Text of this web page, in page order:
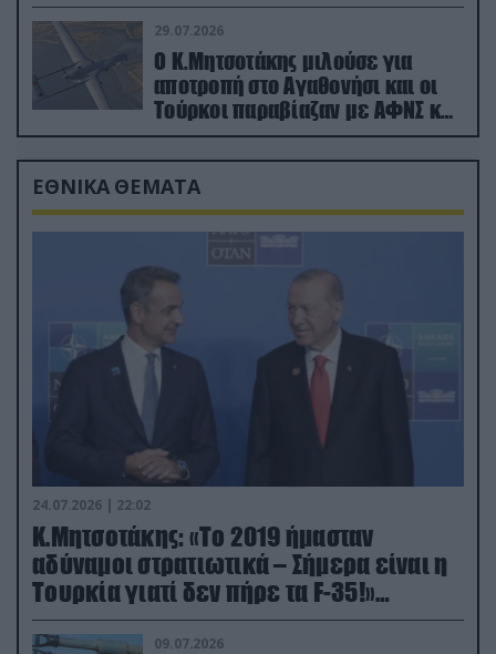
29.07.2026
Ο Κ.Μητσοτάκης μιλούσε για
αποτροπή στο Αγαθονήσι και οι
Τούρκοι παραβίαζαν με ΑΦΝΣ και
drone
ΕΘΝΙΚΑ ΘΕΜΑΤΑ
24.07.2026 | 22:02
Κ.Μητσοτάκης: «Το 2019 ήμασταν
αδύναμοι στρατιωτικά – Σήμερα είναι η
Τουρκία γιατί δεν πήρε τα F-35!»
(βίντεο)
09.07.2026